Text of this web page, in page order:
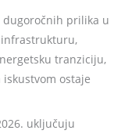
prilika u
infrastrukturu,
tranziciju,
ostaje
uključuju